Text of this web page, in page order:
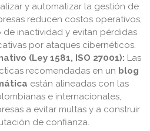
y automatizar la gestión de
reducen costos operativos,
de inactividad y evitan pérdidas
por ataques cibernéticos.
(Ley 1581, ISO 27001): Las
recomendadas en un blog
están alineadas con las
e internacionales,
a evitar multas y a construir
de confianza.